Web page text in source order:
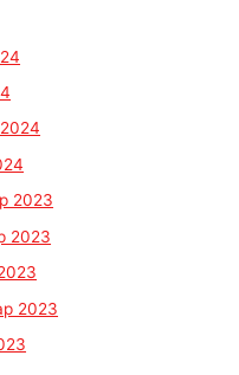
2023
2023
2023